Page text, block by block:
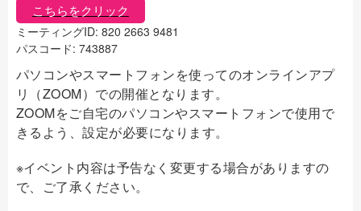
こちらをクリック
ミーティングID: 820 2663 9481
パスコード: 743887
パソコンやスマートフォンを使ってのオンラインアプ
リ（ZOOM）での開催となります。
ZOOMをご自宅のパソコンやスマートフォンで使用で
きるよう、設定が必要になります。
※イベント内容は予告なく変更する場合がありますの
で、ご了承ください。